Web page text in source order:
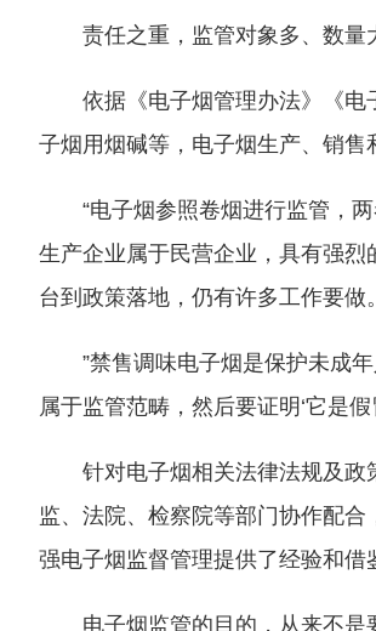
责任之重，监管对象多、数量
依据《电子烟管理办法》《
子烟用烟碱等，电子烟生产、销售
“电子烟参照卷烟进行监管，
生产企业属于民营企业，具有强
台到政策落地，仍有许多工作要做。
”禁售调味电子烟是保护未成
属于监管范畴，然后要证明‘它是假
针对电子烟相关法律法规及
监、法院、检察院等部门协作配
强电子烟监督管理提供了经验和借
电子烟监管的目的，从来不